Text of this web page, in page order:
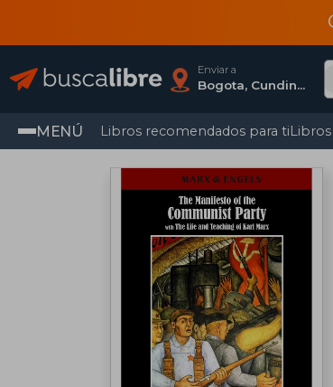
Enviar a
Bogota, Cundinamarca
MENÚ Libros recomendados para ti